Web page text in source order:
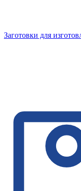
Заготовки для